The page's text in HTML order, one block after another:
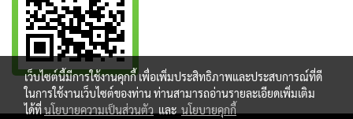
เว็บไซต์นี้มีการใช้งานคุกกี้ เพื่อเพิ่มประสิทธิภาพและประสบการณ์ที่ดี
ในการใช้งานเว็บไซต์ของท่าน ท่านสามารถอ่านรายละเอียดเพิ่มเติม
ได้ที่นโยบายความเป็นส่วนตัว และ นโยบายคุกกี้